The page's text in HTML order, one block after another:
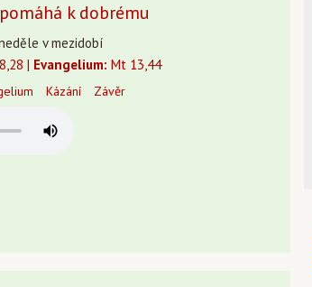
k dobrému
v mezidobí
| Evangelium: Mt 13,44
Kázání Závěr